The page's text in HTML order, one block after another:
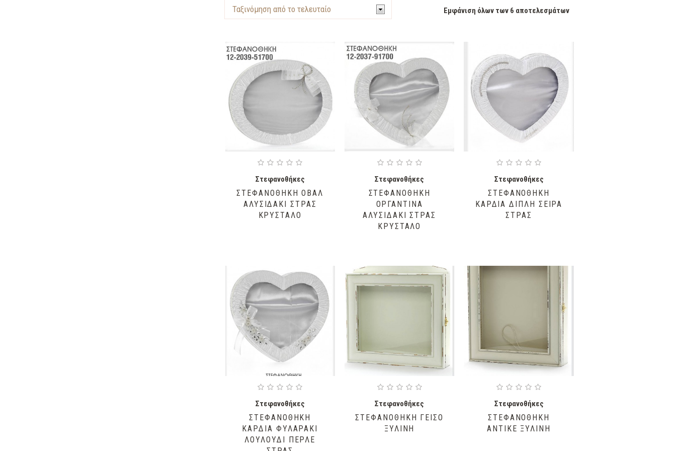
Εμφάνιση όλων των 6 αποτελεσμάτων
Στεφανοθήκες
ΣΤΕΦΑΝΟΘΗΚΗ ΟΒΑΛ
ΑΛΥΣΙΔΑΚΙ ΣΤΡΑΣ
ΚΡΥΣΤΑΛΟ
Στεφανοθήκες
ΣΤΕΦΑΝΟΘΗΚΗ
ΟΡΓΑΝΤΙΝΑ
ΑΛΥΣΙΔΑΚΙ ΣΤΡΑΣ
ΚΡΥΣΤΑΛΟ
Στεφανοθήκες
ΣΤΕΦΑΝΟΘΗΚΗ
ΚΑΡΔΙΑ ΔΙΠΛΗ ΣΕΙΡΑ
ΣΤΡΑΣ
Στεφανοθήκες
ΣΤΕΦΑΝΟΘΗΚΗ
ΚΑΡΔΙΑ ΦΥΛΑΡΑΚΙ
ΛΟΥΛΟΥΔΙ ΠΕΡΛΕ
Στεφανοθήκες
ΣΤΕΦΑΝΟΘΗΚΗ ΓΕΙΣΟ
ΞΥΛΙΝΗ
Στεφανοθήκες
ΣΤΕΦΑΝΟΘΗΚΗ
ΑΝΤΙΚΕ ΞΥΛΙΝΗ